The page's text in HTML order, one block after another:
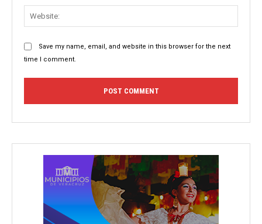
Save my name, email, and website in this browser for the next
time I comment.